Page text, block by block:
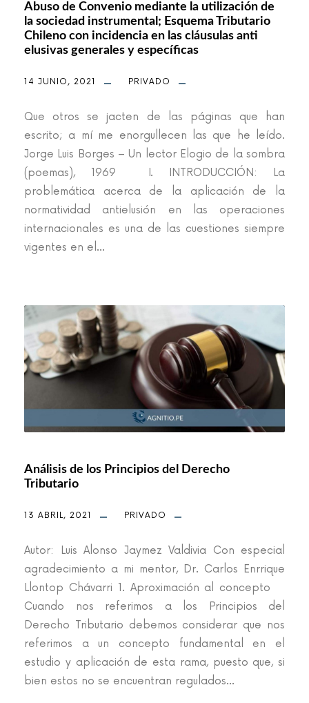
Abuso de Convenio mediante la utilización de
la sociedad instrumental; Esquema Tributario
Chileno con incidencia en las cláusulas anti
elusivas generales y específicas
14 JUNIO, 2021 PRIVADO
Que otros se jacten de las páginas que han
escrito; a mí me enorgullecen las que he leído.
Jorge Luis Borges – Un lector Elogio de la sombra
(poemas), 1969 I. INTRODUCCIÓN: La
problemática acerca de la aplicación de la
normatividad antielusión en las operaciones
internacionales es una de las cuestiones siempre
vigentes en el...
Análisis de los Principios del Derecho
Tributario
13 ABRIL, 2021 PRIVADO
Autor: Luis Alonso Jaymez Valdivia Con especial
agradecimiento a mi mentor, Dr. Carlos Enrrique
Llontop Chávarri 1. Aproximación al concepto
Cuando nos referimos a los Principios del
Derecho Tributario debemos considerar que nos
referimos a un concepto fundamental en el
estudio y aplicación de esta rama, puesto que, si
bien estos no se encuentran regulados...